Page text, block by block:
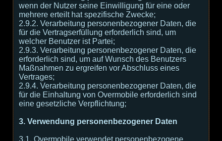
wenn der Nutzer seine Einwilligung für eine oder
mehrere erteilt hat spezifische Zwecke;
2.9.2. Verarbeitung personenbezogener Daten, die
für die Vertragserfüllung erforderlich sind, um
welcher Benutzer ist Partei;
2.9.3. Verarbeitung personenbezogener Daten, die
erforderlich sind, um auf Wunsch des Benutzers
Maßnahmen zu ergreifen vor Abschluss eines
Vertrages;
2.9.4. Verarbeitung personenbezogener Daten, die
für die Einhaltung von Overmobile erforderlich sind
eine gesetzliche Verpflichtung;
3. Verwendung personenbezogener Daten
3.1. Overmobile verwendet personenbezogene